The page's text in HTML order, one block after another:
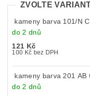
ZVOLTE
kameny barva 101/N
do 2 dnů
121 Kč
100 Kč bez DPH
kameny barva 201 AB
do 2 dnů